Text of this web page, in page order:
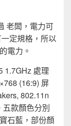
老闆，電力可
定規格，所以
電力。
1.7GHz 處理
(16:9) 屏
802.11n
款顏色分別
石藍，部份顏